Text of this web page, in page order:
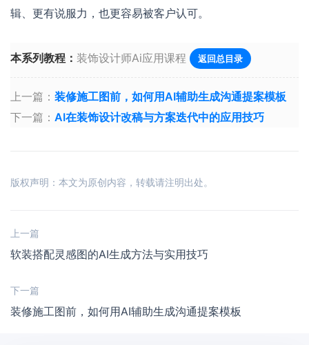
辑、更有说服力，也更容易被客户认可。
本系列教程： 装饰设计师Ai应用课程 返回总目录
上一篇： 装修施工图前，如何用AI辅助生成沟通提案模板
下一篇： AI在装饰设计改稿与方案迭代中的应用技巧
版权声明：本文为原创内容，转载请注明出处。
上一篇
软装搭配灵感图的AI生成方法与实用技巧
下一篇
装修施工图前，如何用AI辅助生成沟通提案模板